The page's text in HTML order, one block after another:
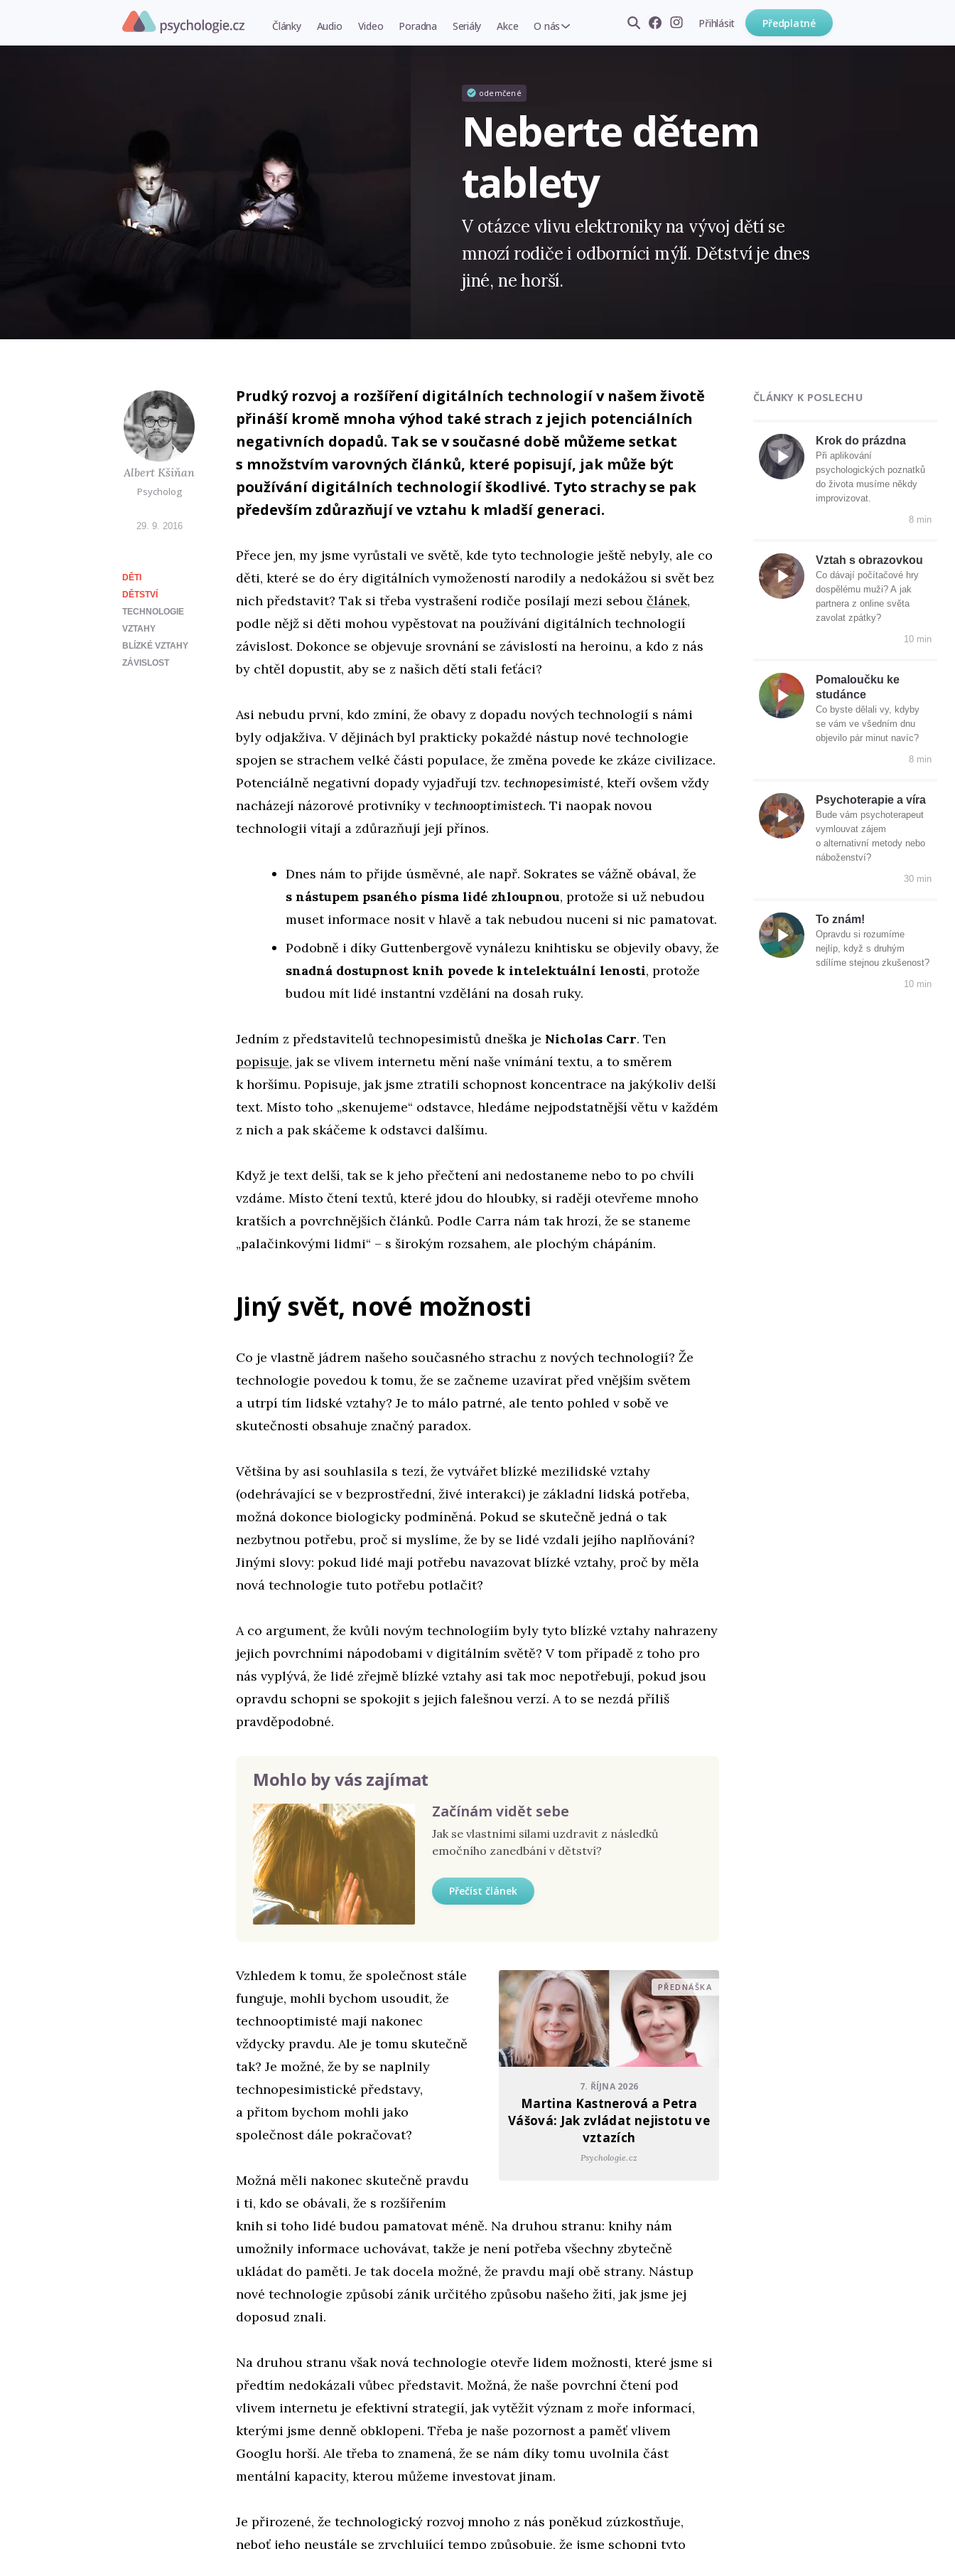
Články Audio Video Poradna Seriály Akce O nás Přihlásit Předplatné
odemčené
Neberte dětem
tablety
V otázce vlivu elektroniky na vývoj dětí se
mnozí rodiče i odborníci mýlí. Dětství je dnes
jiné, ne horší.
Albert Kšiňan
Psycholog
29. 9. 2016
DĚTI
DĚTSTVÍ
TECHNOLOGIE
VZTAHY
BLÍZKÉ VZTAHY
ZÁVISLOST
Prudký rozvoj a rozšíření digitálních technologií v našem životě
přináší kromě mnoha výhod také strach z jejich potenciálních
negativních dopadů. Tak se v současné době můžeme setkat
s množstvím varovných článků, které popisují, jak může být
používání digitálních technologií škodlivé. Tyto strachy se pak
především zdůrazňují ve vztahu k mladší generaci.
Přece jen, my jsme vyrůstali ve světě, kde tyto technologie ještě nebyly, ale co
děti, které se do éry digitálních vymožeností narodily a nedokážou si svět bez
nich představit? Tak si třeba vystrašení rodiče posílají mezi sebou článek,
podle nějž si děti mohou vypěstovat na používání digitálních technologií
závislost. Dokonce se objevuje srovnání se závislostí na heroinu, a kdo z nás
by chtěl dopustit, aby se z našich dětí stali feťáci?
Asi nebudu první, kdo zmíní, že obavy z dopadu nových technologií s námi
byly odjakživa. V dějinách byl prakticky pokaždé nástup nové technologie
spojen se strachem velké části populace, že změna povede ke zkáze civilizace.
Potenciálně negativní dopady vyjadřují tzv. technopesimisté, kteří ovšem vždy
nacházejí názorové protivníky v technooptimistech.Ti naopak novou
technologii vítají a zdůrazňují její přínos.
Dnes nám to přijde úsměvné, ale např. Sokrates se vážně obával, že
s nástupem psaného písma lidé zhloupnou, protože si už nebudou
muset informace nosit v hlavě a tak nebudou nuceni si nic pamatovat.
Podobně i díky Guttenbergově vynálezu knihtisku se objevily obavy, že
snadná dostupnost knih povede k intelektuální lenosti, protože
budou mít lidé instantní vzdělání na dosah ruky.
Jedním z představitelů technopesimistů dneška je Nicholas Carr. Ten
popisuje, jak se vlivem internetu mění naše vnímání textu, a to směrem
k horšímu. Popisuje, jak jsme ztratili schopnost koncentrace na jakýkoliv delší
text. Místo toho „skenujeme“ odstavce, hledáme nejpodstatnější větu v každém
z nich a pak skáčeme k odstavci dalšímu.
Když je text delší, tak se k jeho přečtení ani nedostaneme nebo to po chvíli
vzdáme. Místo čtení textů, které jdou do hloubky, si raději otevřeme mnoho
kratších a povrchnějších článků. Podle Carra nám tak hrozí, že se staneme
„palačinkovými lidmi“ – s širokým rozsahem, ale plochým chápáním.
Jiný svět, nové možnosti
Co je vlastně jádrem našeho současného strachu z nových technologií? Že
technologie povedou k tomu, že se začneme uzavírat před vnějším světem
a utrpí tím lidské vztahy? Je to málo patrné, ale tento pohled v sobě ve
skutečnosti obsahuje značný paradox.
Většina by asi souhlasila s tezí, že vytvářet blízké mezilidské vztahy
(odehrávající se v bezprostřední, živé interakci) je základní lidská potřeba,
možná dokonce biologicky podmíněná. Pokud se skutečně jedná o tak
nezbytnou potřebu, proč si myslíme, že by se lidé vzdali jejího naplňování?
Jinými slovy: pokud lidé mají potřebu navazovat blízké vztahy, proč by měla
nová technologie tuto potřebu potlačit?
A co argument, že kvůli novým technologiím byly tyto blízké vztahy nahrazeny
jejich povrchními nápodobami v digitálním světě? V tom případě z toho pro
nás vyplývá, že lidé zřejmě blízké vztahy asi tak moc nepotřebují, pokud jsou
opravdu schopni se spokojit s jejich falešnou verzí. A to se nezdá příliš
pravděpodobné.
Mohlo by vás zajímat
Začínám vidět sebe
Jak se vlastními silami uzdravit z následků
emočního zanedbání v dětství?
Přečíst článek
PŘEDNÁŠKA
7. ŘÍJNA 2026
Martina Kastnerová a Petra
Vášová: Jak zvládat nejistotu ve
vztazích
Psychologie.cz
Vzhledem k tomu, že společnost stále
funguje, mohli bychom usoudit, že
technooptimisté mají nakonec
vždycky pravdu. Ale je tomu skutečně
tak? Je možné, že by se naplnily
technopesimistické představy,
a přitom bychom mohli jako
společnost dále pokračovat?
Možná měli nakonec skutečně pravdu
i ti, kdo se obávali, že s rozšířením
knih si toho lidé budou pamatovat méně. Na druhou stranu: knihy nám
umožnily informace uchovávat, takže je není potřeba všechny zbytečně
ukládat do paměti. Je tak docela možné, že pravdu mají obě strany. Nástup
nové technologie způsobí zánik určitého způsobu našeho žití, jak jsme jej
doposud znali.
Na druhou stranu však nová technologie otevře lidem možnosti, které jsme si
předtím nedokázali vůbec představit. Možná, že naše povrchní čtení pod
vlivem internetu je efektivní strategií, jak vytěžit význam z moře informací,
kterými jsme denně obklopeni. Třeba je naše pozornost a paměť vlivem
Googlu horší. Ale třeba to znamená, že se nám díky tomu uvolnila část
mentální kapacity, kterou můžeme investovat jinam.
Je přirozené, že technologický rozvoj mnoho z nás poněkud zúzkostňuje,
neboť jeho neustále se zrychlující tempo způsobuje, že jsme schopni tyto
ČLÁNKY K POSLECHU
Krok do prázdna
Při aplikování
psychologických poznatků
do života musíme někdy
improvizovat.
8 min
Vztah s obrazovkou
Co dávají počítačové hry
dospělému muži? A jak
partnera z online světa
zavolat zpátky?
10 min
Pomaloučku ke
studánce
Co byste dělali vy, kdyby
se vám ve všedním dnu
objevilo pár minut navíc?
8 min
Psychoterapie a víra
Bude vám psychoterapeut
vymlouvat zájem
o alternativní metody nebo
náboženství?
30 min
To znám!
Opravdu si rozumíme
nejlíp, když s druhým
sdílíme stejnou zkušenost?
10 min